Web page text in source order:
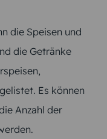
die Speisen und
die Getränke
Es können
Anzahl der